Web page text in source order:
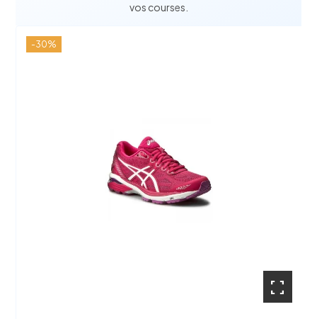
vos courses.
-30%
fullscreen